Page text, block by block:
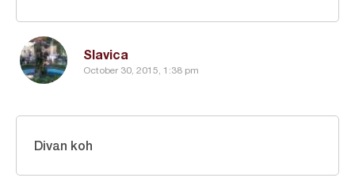
Slavica
October 30, 2015, 1:38 pm
Divan koh